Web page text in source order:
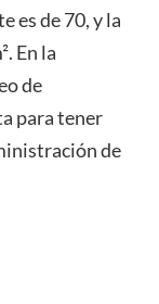
es de 70, y la
En la
de
para tener
de